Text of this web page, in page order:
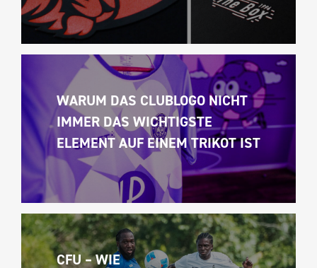
WARUM DAS CLUBLOGO NICHT
IMMER DAS WICHTIGSTE
ELEMENT AUF EINEM TRIKOT IST
CFU – WIE